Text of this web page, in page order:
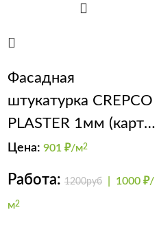
Фасадная
штукатурка CREPCO
PLASTER 1мм (карта
мира)
Цена: 901 ₽/м2
Работа: 1200руб 1000 ₽/
м2